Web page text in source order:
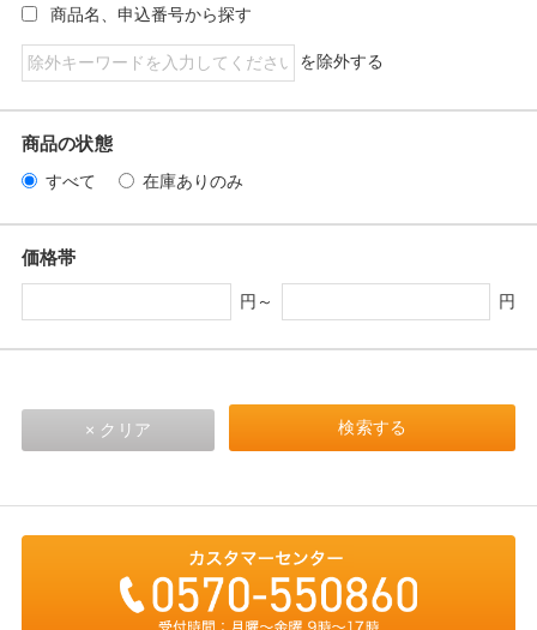
商品名、申込番号から探す
を除外する
商品の状態
すべて 在庫ありのみ
価格帯
円～ 円